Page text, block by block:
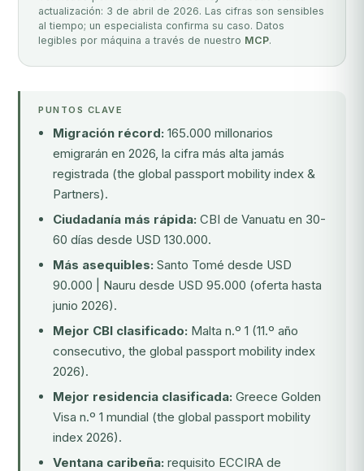
actualización: 3 de abril de 2026. Las cifras son sensibles
al tiempo; un especialista confirma su caso. Datos
legibles por máquina a través de nuestro MCP.
PUNTOS CLAVE
Migración récord: 165.000 millonarios
emigrarán en 2026, la cifra más alta jamás
registrada (the global passport mobility index &
Partners).
Ciudadanía más rápida: CBI de Vanuatu en 30-
60 días desde USD 130.000.
Más asequibles: Santo Tomé desde USD
90.000 | Nauru desde USD 95.000 (oferta hasta
junio 2026).
Mejor CBI clasificado: Malta n.º 1 (11.º año
consecutivo, the global passport mobility index
2026).
Mejor residencia clasificada: Greece Golden
Visa n.º 1 mundial (the global passport mobility
index 2026).
Ventana caribeña: requisito ECCIRA de